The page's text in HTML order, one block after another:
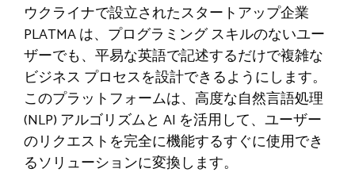
ウクライナで設立されたスタートアップ企業
PLATMA は、プログラミング スキルのないユー
ザーでも、平易な英語で記述するだけで複雑な
ビジネス プロセスを設計できるようにします。
このプラットフォームは、高度な自然言語処理
(NLP) アルゴリズムと AI を活用して、ユーザー
のリクエストを完全に機能するすぐに使用でき
るソリューションに変換します。